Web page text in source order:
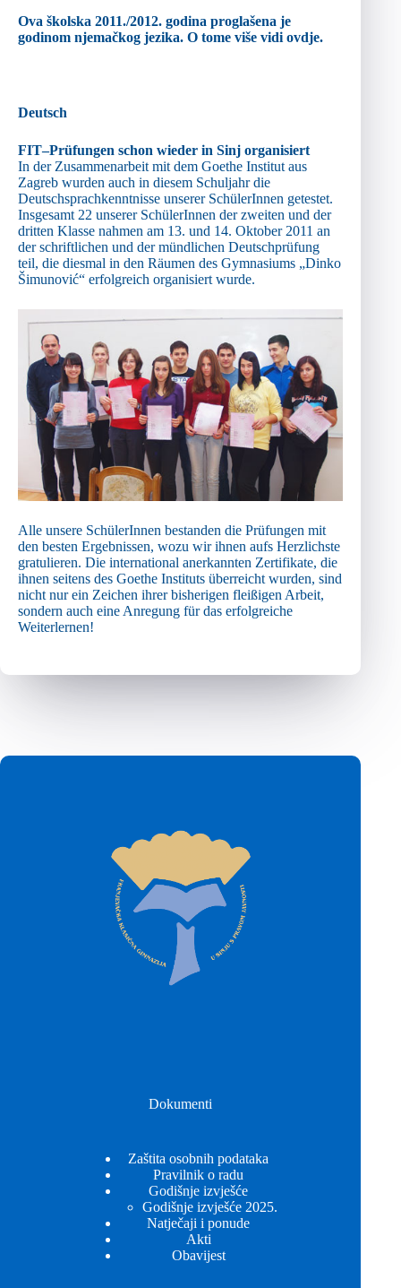
Ova školska 2011./2012. godina proglašena je
godinom njemačkog jezika. O tome više vidi ovdje.
Deutsch
FIT–Prüfungen schon wieder in Sinj organisiert
In der Zusammenarbeit mit dem Goethe Institut aus
Zagreb wurden auch in diesem Schuljahr die
Deutschsprachkenntnisse unserer SchülerInnen getestet.
Insgesamt 22 unserer SchülerInnen der zweiten und der
dritten Klasse nahmen am 13. und 14. Oktober 2011 an
der schriftlichen und der mündlichen Deutschprüfung
teil, die diesmal in den Räumen des Gymnasiums „Dinko
Šimunović“ erfolgreich organisiert wurde.
Alle unsere SchülerInnen bestanden die Prüfungen mit
den besten Ergebnissen, wozu wir ihnen aufs Herzlichste
gratulieren. Die international anerkannten Zertifikate, die
ihnen seitens des Goethe Instituts überreicht wurden, sind
nicht nur ein Zeichen ihrer bisherigen fleißigen Arbeit,
sondern auch eine Anregung für das erfolgreiche
Weiterlernen!
Dokumenti
Zaštita osobnih podataka
Pravilnik o radu
Godišnje izvješće
Godišnje izvješće 2025.
Natječaji i ponude
Akti
Obavijest